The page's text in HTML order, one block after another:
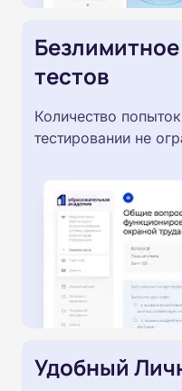
тестов
Количество
тестировании не
Удобный